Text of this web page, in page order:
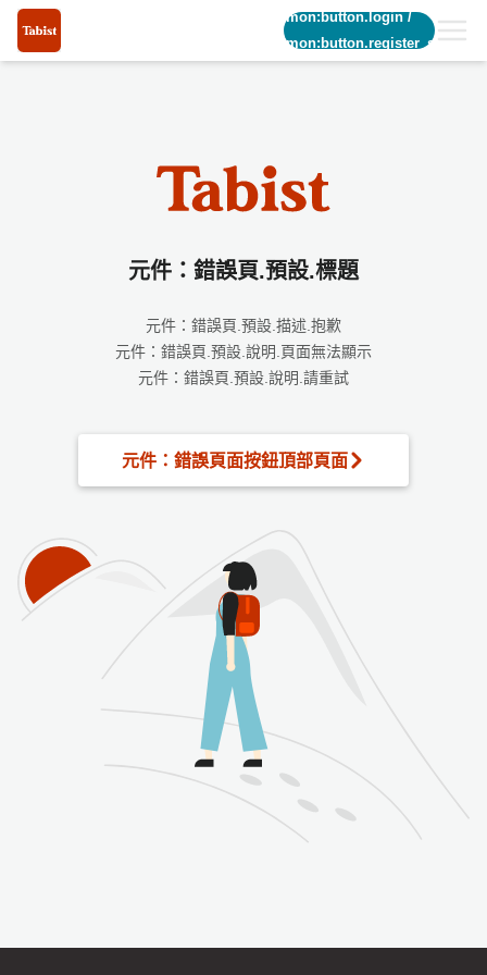
common:button.login/
common:button.register_short
元件：錯誤頁.預設.標題
元件：錯誤頁.預設.描述.抱歉
元件：錯誤頁.預設.說明.頁面無法顯示
元件：錯誤頁.預設.說明.請重試
元件：錯誤頁面按鈕頂部頁面